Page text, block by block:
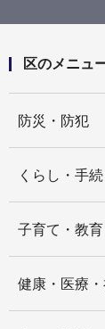
区のメニュ
防災・防犯
くらし・手続
子育て・教育
健康・医療